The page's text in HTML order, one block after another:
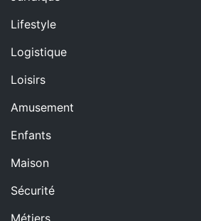
Lifestyle
Logistique
Loisirs
Amusement
Enfants
Maison
Sécurité
Métiers